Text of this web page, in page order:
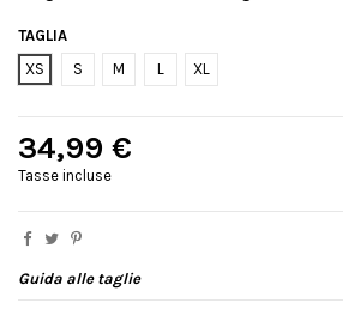
TAGLIA
XS
S M L XL
34,99 €
Tasse incluse
Guida alle taglie